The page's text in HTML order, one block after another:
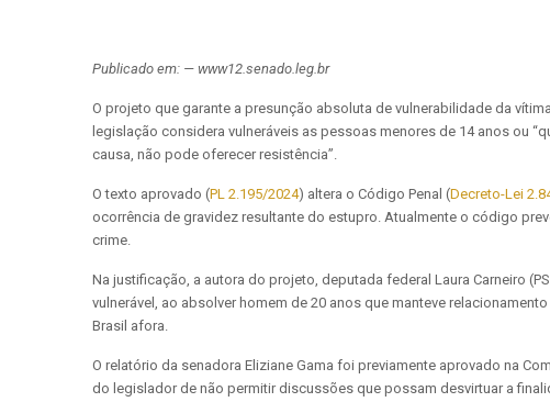
Publicado em: — www12.senado.leg.br
O projeto que garante a presunção absoluta de vulnerabilidade da
legislação considera vulneráveis as pessoas menores de 14 anos ou “
causa, não pode oferecer resistência”.
O texto aprovado (PL 2.195/2024) altera o Código Penal (Decreto-Lei
ocorrência de gravidez resultante do estupro. Atualmente o código
crime.
Na justificação, a autora do projeto, deputada federal Laura Carneiro
vulnerável, ao absolver homem de 20 anos que manteve
Brasil afora.
O relatório da senadora Eliziane Gama foi previamente aprovado na
do legislador de não permitir discussões que possam desvirtuar a